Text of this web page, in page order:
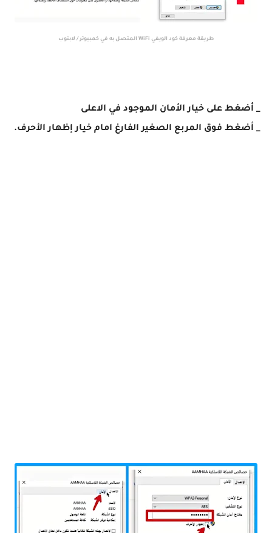
طريقة معرفة كود الويفي WiFi المتصل به في كمبيوتر / لابتوب
_ أضغط على خيار الأمان الموجود في الاعلى
_ أضغط فوق المربع الصغير الفارغ امام خيار إظهار الأحرف.